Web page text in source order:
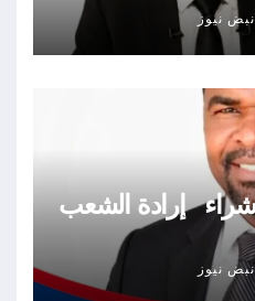
نبض نيوز
لقد عجز المال عن شراء إرادة الشعب
نبض نيوز